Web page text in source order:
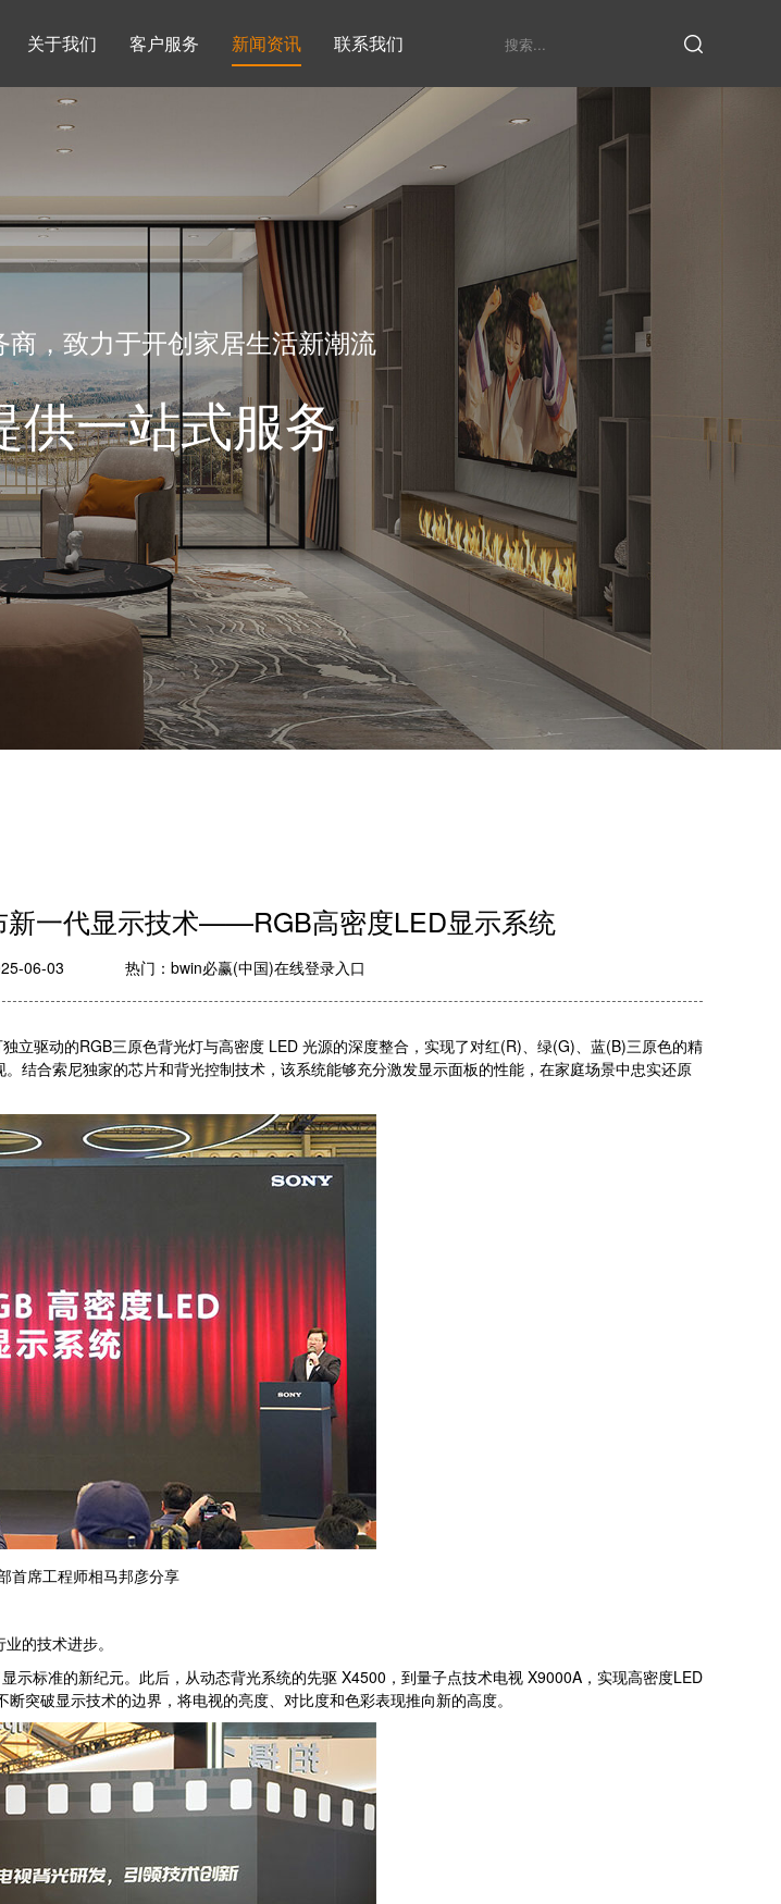
衣帽间
酒柜系列 鞋柜系列 衣柜系列
关于我们
发展历程
客户服务 新闻资讯
家具定制厂家
联系我们
，致力于开创家居生活新潮流
供一站式服务
新一代显示技术——RGB高密度LED显示系统
06-03 热门： bwin必赢(中国)在线登录入口
动的RGB三原色背光灯与高密度 LED 光源的深度整合，实现了对红(R)、绿(G)、蓝(B)三原色的精
结合索尼独家的芯片和背光控制技术，该系统能够充分激发显示面板的性能，在家庭场景中忠实还原
首席工程师相马邦彦分享
的技术进步。
标准的新纪元。此后，从动态背光系统的先驱 X4500，到量子点技术电视 X9000A，实现高密度LED
突破显示技术的边界，将电视的亮度、对比度和色彩表现推向新的高度。